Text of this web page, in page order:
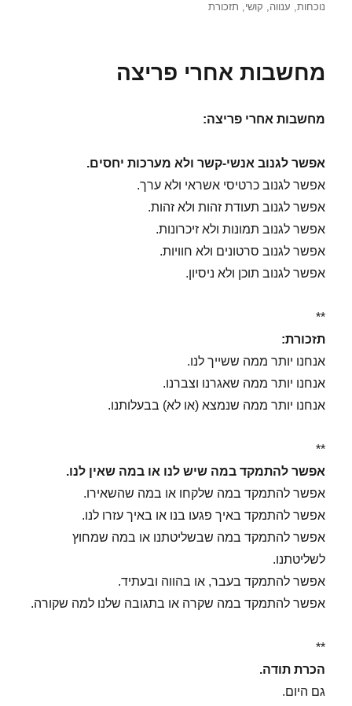
בתאריך
נוכחות, ענווה, קושי, תזכורת
מחשבות אחרי פריצה
מחשבות אחרי פריצה:
אפשר לגנוב אנשי-קשר ולא מערכות יחסים.
אפשר לגנוב כרטיסי אשראי ולא ערך.
אפשר לגנוב תעודת זהות ולא זהות.
אפשר לגנוב תמונות ולא זיכרונות.
אפשר לגנוב סרטונים ולא חוויות.
אפשר לגנוב תוכן ולא ניסיון.
**
תזכורת:
אנחנו יותר ממה ששייך לנו.
אנחנו יותר ממה שאגרנו וצברנו.
אנחנו יותר ממה שנמצא (או לא) בבעלותנו.
**
אפשר להתמקד במה שיש לנו או במה שאין לנו.
אפשר להתמקד במה שלקחו או במה שהשאירו.
אפשר להתמקד באיך פגעו בנו או באיך עזרו לנו.
אפשר להתמקד במה שבשליטתנו או במה שמחוץ
לשליטתנו.
אפשר להתמקד בעבר, או בהווה ובעתיד.
אפשר להתמקד במה שקרה או בתגובה שלנו למה שקורה.
**
הכרת תודה.
גם היום.